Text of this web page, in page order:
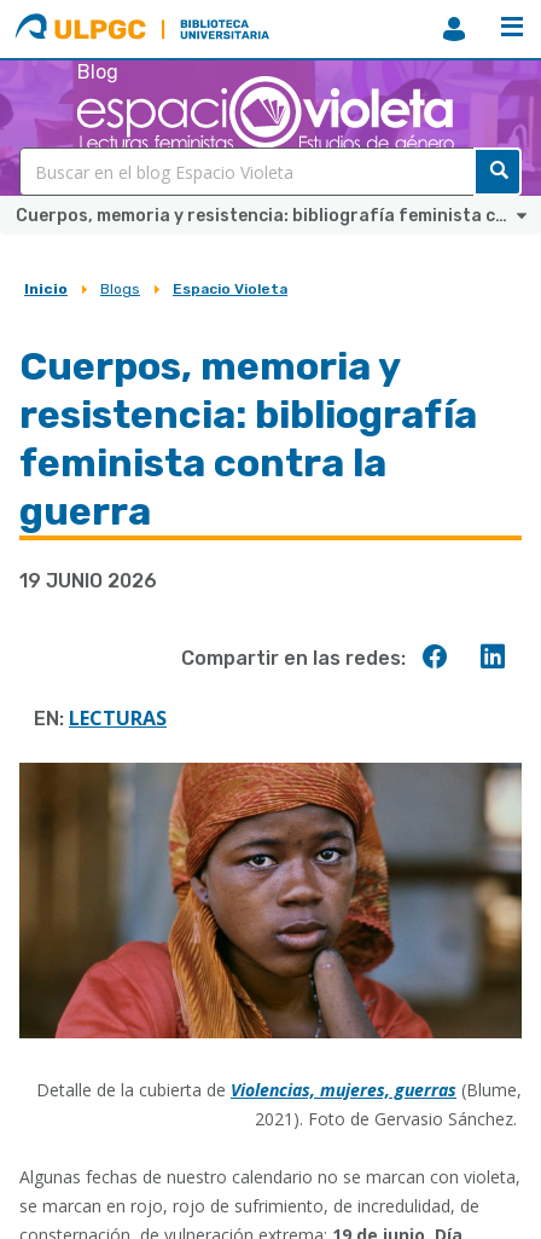
ULPGC
Biblioteca
ULPGC
Blog
Cuerpos, memoria y resistencia: bibliografía feminista contra la guerra
Sobrescribir
de
ayuda
a
navegación
Inicio Blogs Espacio Violeta
Cuerpos, memoria y
resistencia: bibliografía
feminista contra la
guerra
19 JUNIO 2026
Compartir en las redes:
EN: LECTURAS
Detalle de la cubierta de Violencias, mujeres, guerras (Blume,
2021). Foto de Gervasio Sánchez.
Algunas fechas de nuestro calendario no se marcan con violeta,
se marcan en rojo, rojo de sufrimiento, de incredulidad, de